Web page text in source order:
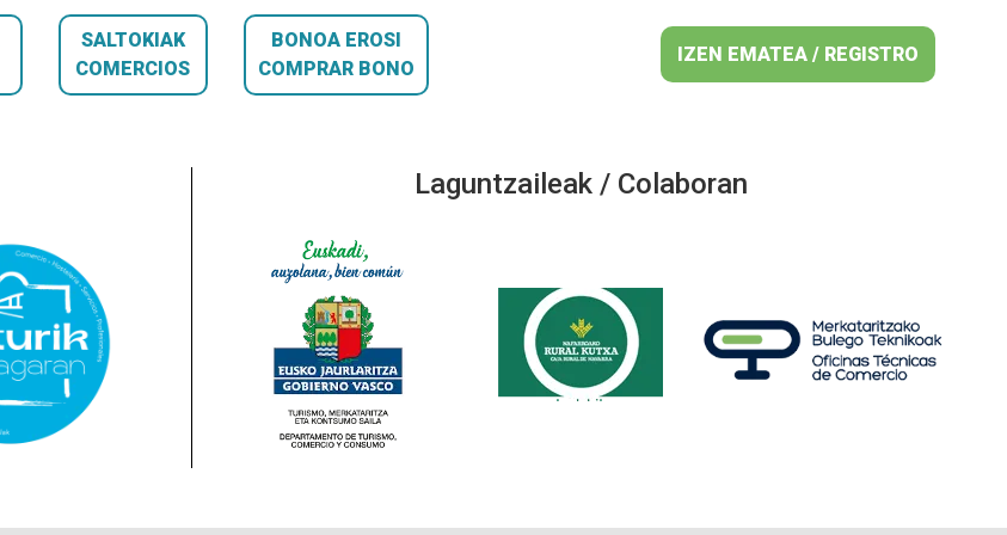
SALTOKIAK
COMERCIOS
BONOA EROSI
COMPRAR BONO
IZEN EMATEA / REGISTRO
Laguntzaileak / Colaboran